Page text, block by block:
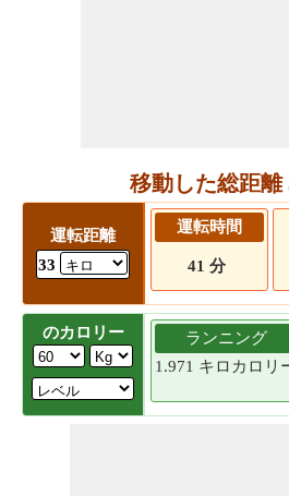
移動した総距離
運転距離
33
運転時間
41 分
のカロリー
ランニング
1.971 キロカロリ